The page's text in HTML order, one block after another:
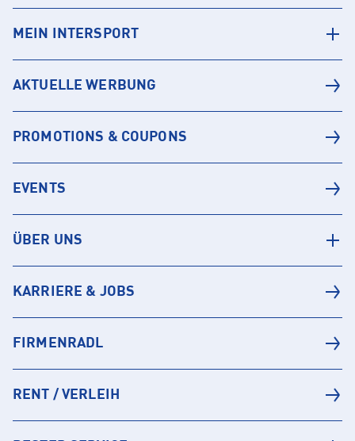
MEIN INTERSPORT
AKTUELLE WERBUNG
PROMOTIONS & COUPONS
EVENTS
ÜBER UNS
KARRIERE & JOBS
FIRMENRADL
RENT / VERLEIH